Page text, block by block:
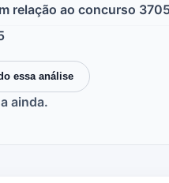
relação ao concurso
essa análise
ainda.